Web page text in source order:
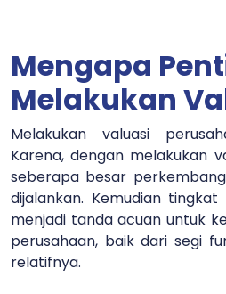
Mengapa
Melakukan
Melakukan valuasi
Karena, dengan melakukan
seberapa besar
dijalankan. Kemudian
menjadi tanda acuan untuk
perusahaan, baik dari segi
relatifnya.